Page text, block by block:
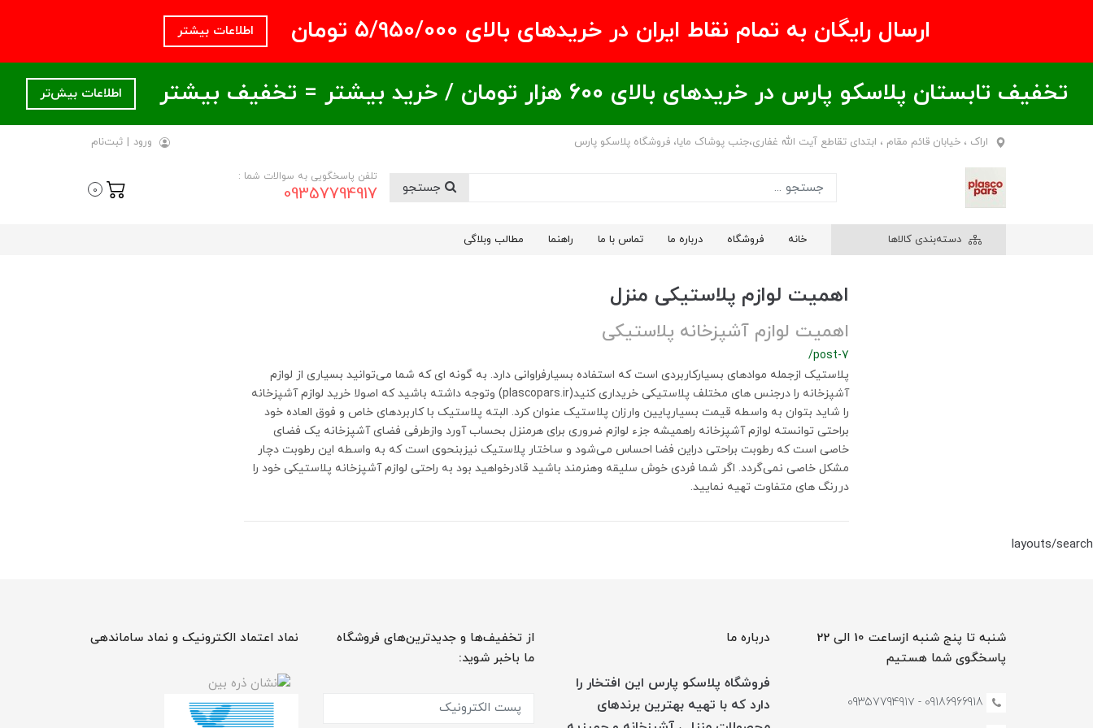
ارسال رایگان به تمام نقاط ایران در خریدهای بالای ۵/950/000 تومان اطلاعات بیشتر
تخفیف تابستان پلاسکو پارس در خریدهای بالای ۶00 هزار تومان / خرید بیشتر = تخفیف بیشتر اطلاعات بیش‌تر
اراک ، خیابان قائم مقام ، ابتدای تقاطع آیت الله غفاری،جنب پوشاک مایا، فروشگاه پلاسکو پارس ورود | ثبت‌نام
تلفن پاسخگویی به سوالات شما :
09357794917
0
دسته‌بندی کالاها خانه فروشگاه درباره ما تماس با ما راهنما مطالب وبلاگی
اهمیت لوازم پلاستیکی منزل
اهمیت لوازم آشپزخانه پلاستیکی
/post-7
پلاستیک ازجمله موادهای بسیارکاربردی است که استفاده بسیارفراوانی دارد. به گونه ای که شما می‌توانید بسیاری از لوازم
آشپزخانه را درجنس های مختلف پلاستیکی خریداری کنید(plascopars.ir) وتوجه داشته باشید که اصولا خرید لوازم آشپزخانه
را شاید بتوان به واسطه قیمت بسیارپایین وارزان پلاستیک عنوان کرد. البته پلاستیک با کاربردهای خاص و فوق العاده خود
براحتی توانسته لوازم آشپزخانه راهمیشه جزء لوازم ضروری برای هرمنزل بحساب آورد وازطرفی فضای آشپزخانه یک فضای
خاصی است که رطوبت براحتی دراین فضا احساس می‌شود و ساختار پلاستیک نیزبنحوی است که به واسطه این رطوبت دچار
مشکل خاصی نمی‌گردد. اگر شما فردی خوش سلیقه وهنرمند باشید قادرخواهید بود به راحتی لوازم آشپزخانه پلاستیکی خود را
دررنگ های متفاوت تهیه نمایید.
layouts/search
شنبه تا پنج شنبه ازساعت 10 الی 22
پاسخگوی شما هستیم
09186966918 - 0935779491۷
درباره ما
فروشگاه پلاسکو پارس این افتخار را
دارد که با تهیه بهترین برندهای
از تخفیف‌ها و جدیدترین‌های فروشگاه
ما باخبر شوید:
نماد اعتماد الکترونیک و نماد ساماندهی